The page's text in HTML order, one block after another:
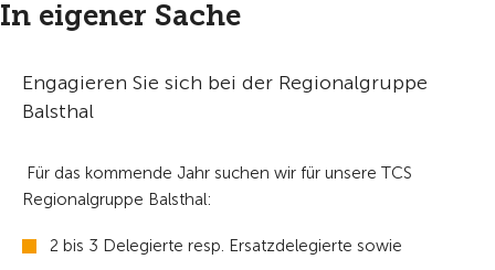
In eigener Sache
Engagieren Sie sich bei der Regionalgruppe
Balsthal
Für das kommende Jahr suchen wir für unsere TCS
Regionalgruppe Balsthal:
2 bis 3 Delegierte resp. Ersatzdelegierte sowie